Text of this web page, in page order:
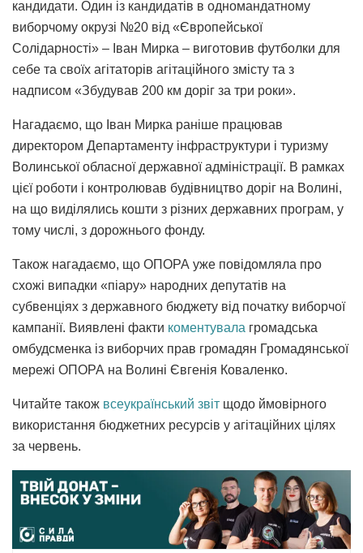
кандидати. Один із кандидатів в одномандатному
виборчому окрузі №20 від «Європейської
Солідарності» – Іван Мирка – виготовив футболки для
себе та своїх агітаторів агітаційного змісту та з
надписом «Збудував 200 км доріг за три роки».
Нагадаємо, що Іван Мирка раніше працював
директором Департаменту інфраструктури і туризму
Волинської обласної державної адміністрації. В рамках
цієї роботи і контролював будівництво доріг на Волині,
на що виділялись кошти з різних державних програм, у
тому числі, з дорожнього фонду.
Також нагадаємо, що ОПОРА уже повідомляла про
схожі випадки «піару» народних депутатів на
субвенціях з державного бюджету від початку виборчої
кампанії. Виявлені факти коментувала громадська
омбудсменка із виборчих прав громадян Громадянської
мережі ОПОРА на Волині Євгенія Коваленко.
Читайте також всеукраїнський звіт щодо ймовірного
використання бюджетних ресурсів у агітаційних цілях
за червень.